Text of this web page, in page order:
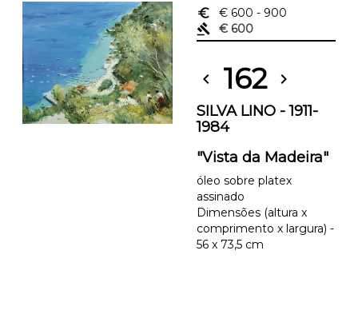
euro_symbol € 600 - 900
gavel
€ 600
chevron_left 162 chevron_right
SILVA LINO - 1911-
1984
"Vista da Madeira"
óleo sobre platex
assinado
Dimensões (altura x
comprimento x largura) -
56 x 73,5 cm